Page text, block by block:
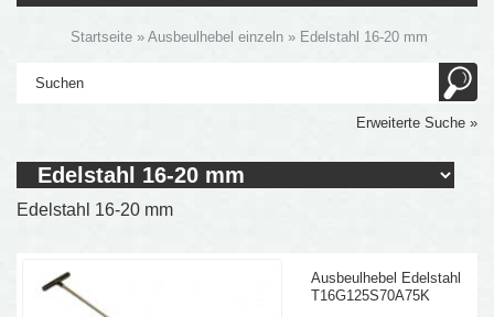
Startseite »Ausbeulhebel einzeln » Edelstahl 16-20 mm
Erweiterte Suche »
Edelstahl 16-20 mm
Ausbeulhebel Edelstahl
T16G125S70A75K